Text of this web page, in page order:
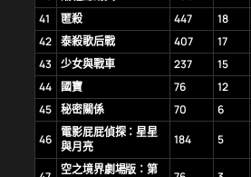
41
匿殺 447 18
42 泰殺歌后戰 407 17
43 少女與戰車 237 15
44
國寶 76 12
45 秘密關係 70 6
46
電影屁屁偵探：星星
與月亮
184 5
空之境界劇場版：第